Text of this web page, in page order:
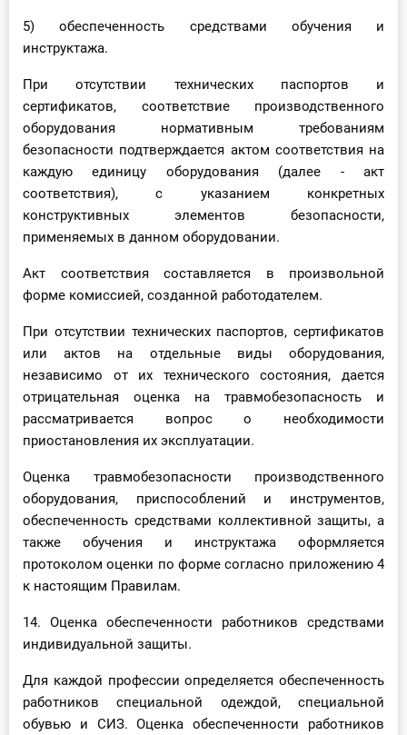
5) обеспеченность средствами обучения и
инструктажа.
При отсутствии технических паспортов и
сертификатов, соответствие производственного
оборудования нормативным требованиям
безопасности подтверждается актом соответствия на
каждую единицу оборудования (далее - акт
соответствия), с указанием конкретных
конструктивных элементов безопасности,
применяемых в данном оборудовании.
Акт соответствия составляется в произвольной
форме комиссией, созданной работодателем.
При отсутствии технических паспортов, сертификатов
или актов на отдельные виды оборудования,
независимо от их технического состояния, дается
отрицательная оценка на травмобезопасность и
рассматривается вопрос о необходимости
приостановления их эксплуатации.
Оценка травмобезопасности производственного
оборудования, приспособлений и инструментов,
обеспеченность средствами коллективной защиты, а
также обучения и инструктажа оформляется
протоколом оценки по форме согласно приложению 4
к настоящим Правилам.
14. Оценка обеспеченности работников средствами
индивидуальной защиты.
Для каждой профессии определяется обеспеченность
работников специальной одеждой, специальной
обувью и СИЗ. Оценка обеспеченности работников